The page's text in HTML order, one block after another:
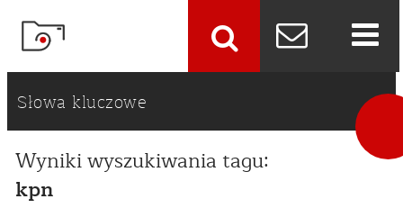
Słowa kluczowe
Wyniki wyszukiwania tagu:
kpn